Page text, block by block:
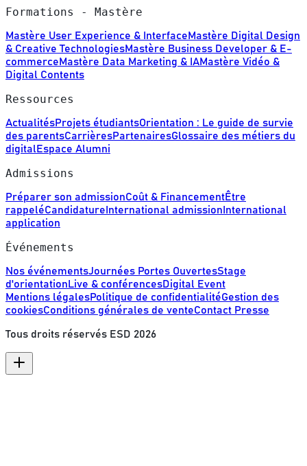
Formations - Mastère
Mastère User Experience & Interface Mastère Digital Design
& Creative TechnologiesMastère Business Developer & E-
commerce Mastère Data Marketing & IAMastère Vidéo &
Digital Contents
Ressources
ActualitésProjets étudiantsOrientation : Le guide de survie
des parentsCarrièresPartenairesGlossaire des métiers du
digital Espace Alumni
Admissions
Préparer son admissionCoût & FinancementÊtre
rappeléCandidature International admission International
application
Événements
Nos événementsJournées Portes OuvertesStage
d'orientation Live & conférencesDigital Event
Mentions légalesPolitique de confidentialitéGestion des
cookiesConditions générales de venteContact Presse
Tous droits réservés ESD 2026